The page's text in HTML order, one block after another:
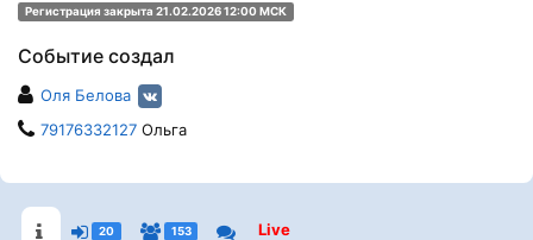
Регистрация закрыта 21.02.2026 12:00 МСК
Событие создал
Оля Белова
79176332127 Ольга
20 153 Live